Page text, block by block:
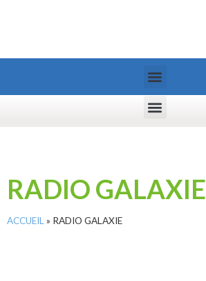
RADIO GALAXIE
ACCUEIL » RADIO GALAXIE